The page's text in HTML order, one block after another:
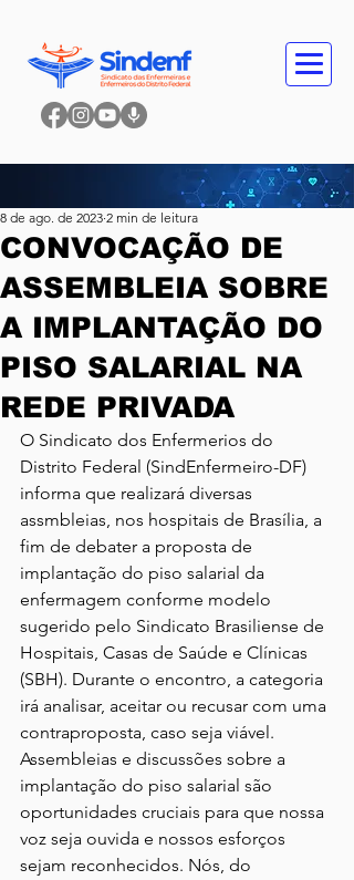
CONVOCAÇÃO DE
ASSEMBLEIA SOBRE
A IMPLANTAÇÃO DO
PISO SALARIAL NA
REDE PRIVADA
8 de ago. de 2023 2 min de leitura
O Sindicato dos Enfermerios do
Distrito Federal (SindEnfermeiro-DF)
informa que realizará diversas
assmbleias, nos hospitais de Brasília, a
fim de debater a proposta de
implantação do piso salarial da
enfermagem conforme modelo
sugerido pelo Sindicato Brasiliense de
Hospitais, Casas de Saúde e Clínicas
(SBH). Durante o encontro, a categoria
irá analisar, aceitar ou recusar com uma
contraproposta, caso seja viável.
Assembleias e discussões sobre a
implantação do piso salarial são
oportunidades cruciais para que nossa
voz seja ouvida e nossos esforços
sejam reconhecidos. Nós, do